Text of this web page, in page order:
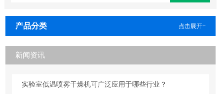
产品分类 点击展开+
新闻资讯
实验室低温喷雾干燥机可广泛应用于哪些行业？